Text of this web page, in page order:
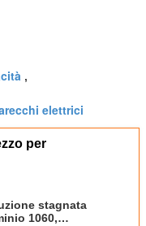
,
elettrici
per
stagnata
1060,